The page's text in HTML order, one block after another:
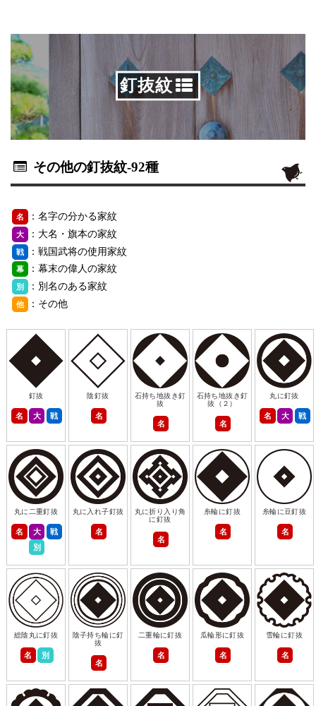
釘抜紋
その他の釘抜紋-92種
名 ：名字の分かる家紋
大 ：大名・旗本の家紋
戦 ：戦国武将の使用家紋
幕 ：幕末の偉人の家紋
別 ：別名のある家紋
他 ：その他
釘抜
名 大 戦
陰釘抜
名
石持ち地抜き釘
抜
名
石持ち地抜き釘
抜（２）
名
丸に釘抜
名 大 戦
丸に二重釘抜
名 大
戦
別
丸に入れ子釘抜
名
丸に折り入り角
に釘抜
名
糸輪に釘抜
名
糸輪に豆釘抜
名
総陰丸に釘抜
名 別
陰子持ち輪に釘
抜
名
二重輪に釘抜
名
瓜輪形に釘抜
名
雪輪に釘抜
名